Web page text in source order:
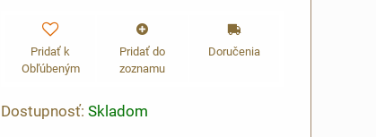
Pridať k
Obľúbeným
Pridať do
zoznamu
Doručenia
Dostupnosť: Skladom